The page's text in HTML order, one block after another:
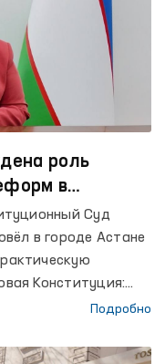
роль
в
Суд
в городе Астане
Конституция:
основаПодробно